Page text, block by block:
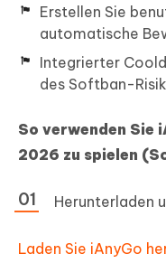
Erstellen Sie
automatische
Integrierter
des Softban-
So verwenden Sie
2026 zu spielen
Herunterladen
Laden Sie iAnyGo